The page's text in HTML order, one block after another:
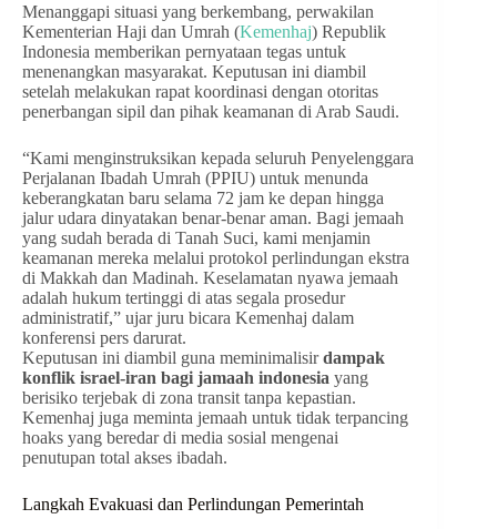
Menanggapi situasi yang berkembang, perwakilan
Kementerian Haji dan Umrah (Kemenhaj) Republik
Indonesia memberikan pernyataan tegas untuk
menenangkan masyarakat. Keputusan ini diambil
setelah melakukan rapat koordinasi dengan otoritas
penerbangan sipil dan pihak keamanan di Arab Saudi.
“Kami menginstruksikan kepada seluruh Penyelenggara
Perjalanan Ibadah Umrah (PPIU) untuk menunda
keberangkatan baru selama 72 jam ke depan hingga
jalur udara dinyatakan benar-benar aman. Bagi jemaah
yang sudah berada di Tanah Suci, kami menjamin
keamanan mereka melalui protokol perlindungan ekstra
di Makkah dan Madinah. Keselamatan nyawa jemaah
adalah hukum tertinggi di atas segala prosedur
administratif,” ujar juru bicara Kemenhaj dalam
konferensi pers darurat.
Keputusan ini diambil guna meminimalisirdampak
konflik israel-iran bagi jamaah indonesia yang
berisiko terjebak di zona transit tanpa kepastian.
Kemenhaj juga meminta jemaah untuk tidak terpancing
hoaks yang beredar di media sosial mengenai
penutupan total akses ibadah.
Langkah Evakuasi dan Perlindungan Pemerintah